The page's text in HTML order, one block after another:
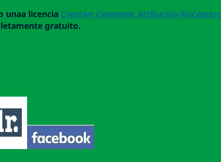
unaa licencia Creative Commons Atribución-
gratuito.